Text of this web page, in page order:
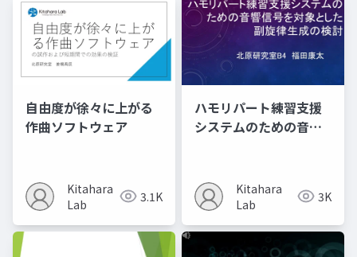
自由度が徐々に上がる
作曲ソフトウェア
Kitahara
Lab
3.1K
ハモリパート練習支援
システムのための音響
Kitahara
Lab
3K